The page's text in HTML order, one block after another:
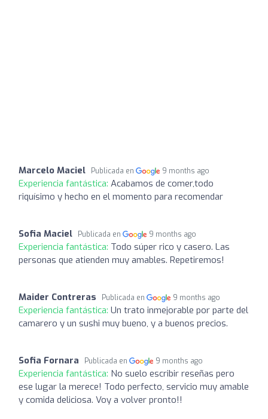
Marcelo Maciel Publicada en 9 months ago
Experiencia fantástica: Acabamos de comer,todo
riquísimo y hecho en el momento para recomendar
Sofia Maciel Publicada en 9 months ago
Experiencia fantástica: Todo súper rico y casero. Las
personas que atienden muy amables. Repetiremos!
Maider Contreras Publicada en 9 months ago
Experiencia fantástica: Un trato inmejorable por parte del
camarero y un sushi muy bueno, y a buenos precios.
Sofia Fornara Publicada en 9 months ago
Experiencia fantástica: No suelo escribir reseñas pero
ese lugar la merece! Todo perfecto, servicio muy amable
y comida deliciosa. Voy a volver pronto!!